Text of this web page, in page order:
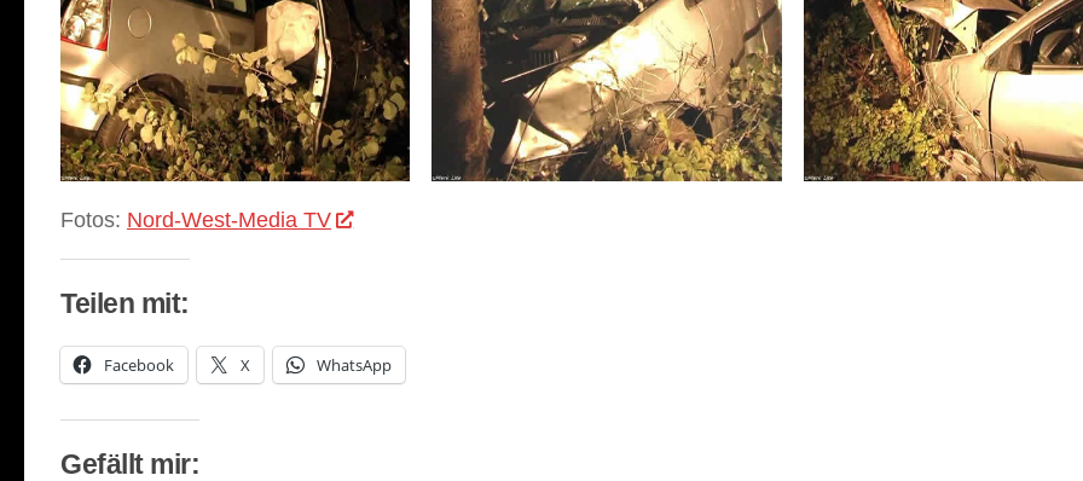
Fotos: Nord-West-Media TV
Teilen mit:
Facebook X WhatsApp
Gefällt mir: